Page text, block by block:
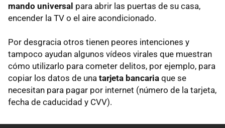
mando universal para abrir las puertas de su casa,
encender la TV o el aire acondicionado.
Por desgracia otros tienen peores intenciones y
tampoco ayudan algunos vídeos virales que muestran
cómo utilizarlo para cometer delitos, por ejemplo, para
copiar los datos de una tarjeta bancaria que se
necesitan para pagar por internet (número de la tarjeta,
fecha de caducidad y CVV).